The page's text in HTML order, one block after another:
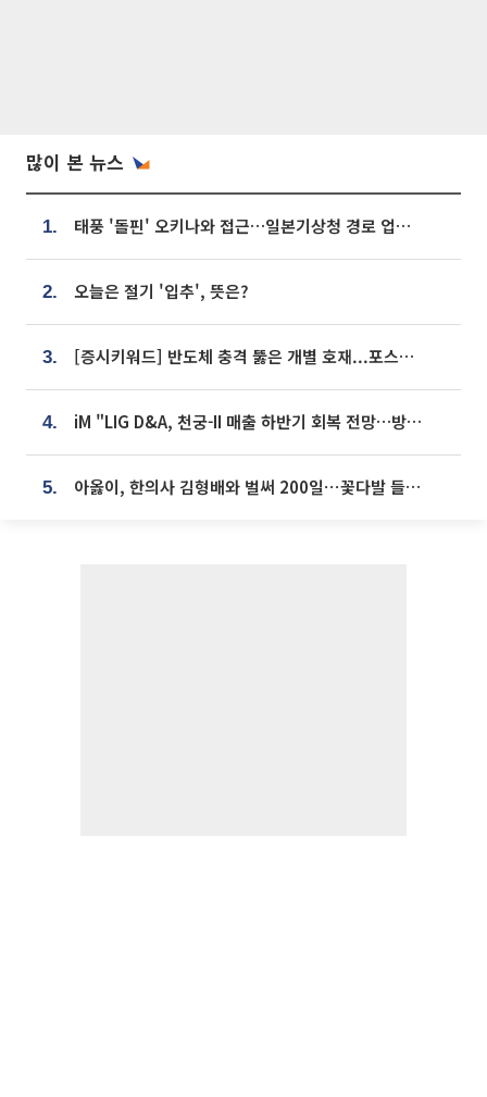
많이 본 뉴스
1. 태풍 '돌핀' 오키나와 접근…일본기상청 경로 업데이트
2. 오늘은 절기 '입추', 뜻은?
3. [증시키워드] 반도체 충격 뚫은 개별 호재...포스코퓨처엠·에코프로·한화솔루션 '눈길'
4. iM "LIG D&A, 천궁-II 매출 하반기 회복 전망…방산 톱픽 유지"
5. 아옳이, 한의사 김형배와 벌써 200일⋯꽃다발 들고 "프러포즈 아냐"